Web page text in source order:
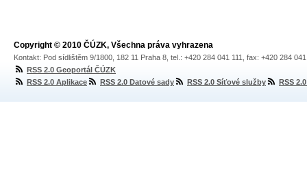
Copyright © 2010 ČÚZK, Všechna práva vyhrazena
Kontakt: Pod sídlištěm 9/1800, 182 11 Praha 8, tel.: +420 284 041 111, fax: +420 284
RSS 2.0 Geoportál ČÚZK
RSS 2.0 Aplikace
RSS 2.0 Datové sady RSS 2.0 Síťové služby RSS